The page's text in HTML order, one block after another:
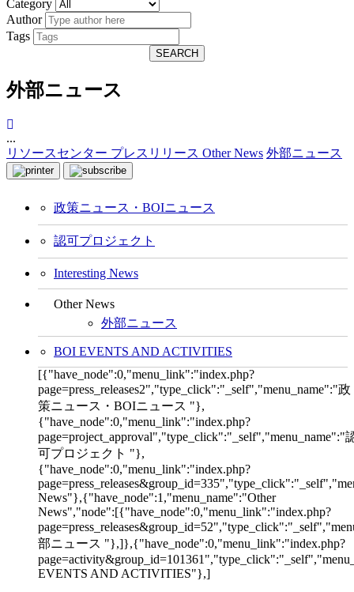
Category
Author
Tags
SEARCH
外部ニュース
...
リソースセンター プレスリリース Other News 外部ニュース
政策ニュース・BOIニュース
認可プロジェクト
Interesting News
Other News
外部ニュース
BOI EVENTS AND ACTIVITIES
[{"have_node":0,"menu_link":"index.php?
page=press_releases2","type_click":"_self","menu_name":"政
策ニュース・BOIニュース "},
{"have_node":0,"menu_link":"index.php?
page=project_approval","type_click":"_self","menu_name":"
可プロジェクト "},
{"have_node":0,"menu_link":"index.php?
News"},{"have_node":1,"menu_name":"Other
News","node":[{"have_node":0,"menu_link":"index.php?
部ニュース "},]},{"have_node":0,"menu_link":"index.php?
EVENTS AND ACTIVITIES"},]